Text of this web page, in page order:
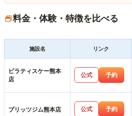
料金・体験・特徴を比べる
施設名 リンク
ピラティスケー熊本
店
公式 予約
プリッツジム熊本店 公式 予約